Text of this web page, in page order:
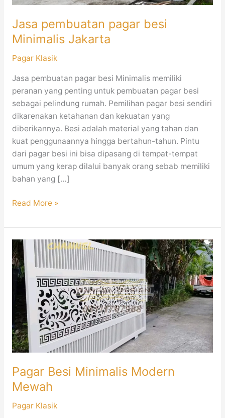
Jasa pembuatan pagar besi
Minimalis Jakarta
Pagar Klasik
Jasa pembuatan pagar besi Minimalis memiliki
peranan yang penting untuk pembuatan pagar besi
sebagai pelindung rumah. Pemilihan pagar besi sendiri
dikarenakan ketahanan dan kekuatan yang
diberikannya. Besi adalah material yang tahan dan
kuat penggunaannya hingga bertahun-tahun. Pintu
dari pagar besi ini bisa dipasang di tempat-tempat
umum yang kerap dilalui banyak orang sebab memiliki
bahan yang […]
Read More »
Pagar Besi Minimalis Modern
Mewah
Pagar Klasik
Pagar
Besi
Minimalis
Modern
Mewah